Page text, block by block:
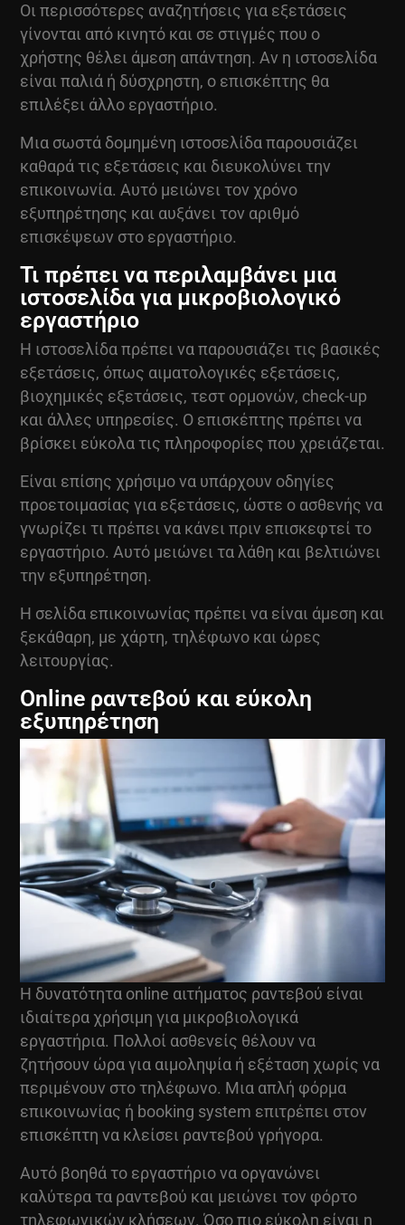
Οι περισσότερες αναζητήσεις για εξετάσεις
γίνονται από κινητό και σε στιγμές που ο
χρήστης θέλει άμεση απάντηση. Αν η ιστοσελίδα
είναι παλιά ή δύσχρηστη, ο επισκέπτης θα
επιλέξει άλλο εργαστήριο.
Μια σωστά δομημένη ιστοσελίδα παρουσιάζει
καθαρά τις εξετάσεις και διευκολύνει την
επικοινωνία. Αυτό μειώνει τον χρόνο
εξυπηρέτησης και αυξάνει τον αριθμό
επισκέψεων στο εργαστήριο.
Τι πρέπει να περιλαμβάνει μια
ιστοσελίδα για μικροβιολογικό
εργαστήριο
Η ιστοσελίδα πρέπει να παρουσιάζει τις βασικές
εξετάσεις, όπως αιματολογικές εξετάσεις,
βιοχημικές εξετάσεις, τεστ ορμονών, check-up
και άλλες υπηρεσίες. Ο επισκέπτης πρέπει να
βρίσκει εύκολα τις πληροφορίες που χρειάζεται.
Είναι επίσης χρήσιμο να υπάρχουν οδηγίες
προετοιμασίας για εξετάσεις, ώστε ο ασθενής να
γνωρίζει τι πρέπει να κάνει πριν επισκεφτεί το
εργαστήριο. Αυτό μειώνει τα λάθη και βελτιώνει
την εξυπηρέτηση.
Η σελίδα επικοινωνίας πρέπει να είναι άμεση και
ξεκάθαρη, με χάρτη, τηλέφωνο και ώρες
λειτουργίας.
Online ραντεβού και εύκολη
εξυπηρέτηση
Η δυνατότητα online αιτήματος ραντεβού είναι
ιδιαίτερα χρήσιμη για μικροβιολογικά
εργαστήρια. Πολλοί ασθενείς θέλουν να
ζητήσουν ώρα για αιμοληψία ή εξέταση χωρίς να
περιμένουν στο τηλέφωνο. Μια απλή φόρμα
επικοινωνίας ή booking system επιτρέπει στον
επισκέπτη να κλείσει ραντεβού γρήγορα.
Αυτό βοηθά το εργαστήριο να οργανώνει
καλύτερα τα ραντεβού και μειώνει τον φόρτο
τηλεφωνικών κλήσεων. Όσο πιο εύκολη είναι η